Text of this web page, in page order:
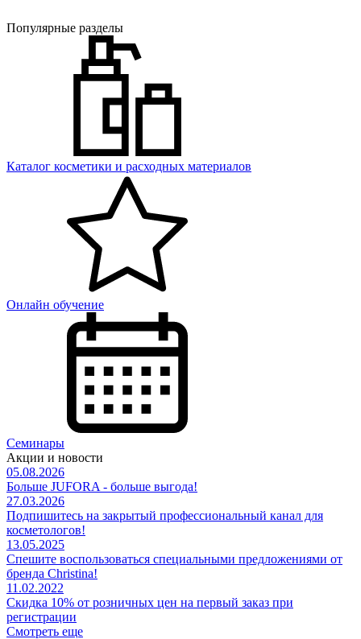
Популярные разделы
Каталог косметики и расходных материалов
Онлайн обучение
Семинары
Акции и новости
05.08.2026
Больше JUFORA - больше выгода!
27.03.2026
Подпишитесь на закрытый профессиональный канал для
косметологов!
13.05.2025
Спешите воспользоваться специальными предложениями от
бренда Christina!
11.02.2022
Скидка 10% от розничных цен на первый заказ при
регистрации
Смотреть еще